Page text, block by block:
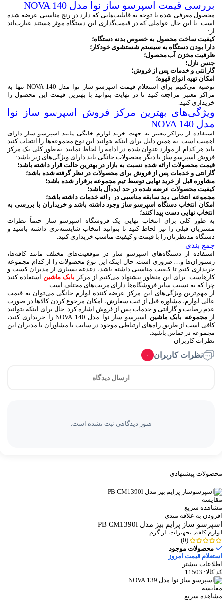
بررسی قیمت اسپرسو ساز نوا مدل NOVA 140
محصول معرفی شده با توجه به قابلیت‌هایی که دارد در رنج مناسبی عرضه شده
است. با این حال عواملی که در قیمت‌گذاری این دستگاه موثر هستند عبارت‌اند
از:
کیفیت ساخت محصول به خصوص بدنه دستگاه؛
دارا بودن دستگاه به سیستم شستشوی خودکار؛
ظرفیت مخزن آب محصول؛
جنس نازل؛
گارانتی و خدمات پس از فروش؛
امکان تهیه انواع قهوه؛
توصیه می‌کنیم برای استعلام قیمت اسپرسو ساز نوا مدل NOVA 140 تنها به
مراکز معتبر مراجعه کنید تا در نهایت بتوانید با بهترین قیمت این محصول را
خریداری کنید.
ویژگی‌های بهترین مرکز فروش اسپرسو ساز نوا
مدل NOVA 140
استفاده از مراکز معتبر به جهت خرید لوازم خانگی مانند اسپرسو ساز دارای
اهمیت است. به همین دلیل برای اینکه بتوانید این نوع مجموعه‌ها را انتخاب کنید
باید هر کدام از موارد عنوان شده در ادامه را لحاظ نمایید. به طور کلی یک مرکز
فروش اسپرسو ساز یا دیگر محصولات خانگی باید دارای ویژگی‌های زیر باشد:
قیمت محصولات ارائه شده نسبت به بازار در بهترین حالت قرار داشته باشد؛
گارانتی و خدمات پس از فروش برای محصولات در نظر گرفته شده باشد؛
مشاوره قبل از خرید نهایی توسط تیم مجموعه برقرار شده باشد؛
کیفیت محصولات عرضه شده در حد ایده‌آل باشد؛
مجموعه انتخابی باید سابقه مناسبی در ارائه خدمات داشته باشد؛
امکان انتخاب دستگاه اسپرسو ساز وجود داشته باشد و خریداران با بررسی به
انتخاب نهایی دست پیدا کنند؛
به طور کلی برای انتخاب نهایی یک فروشگاه اسپرسو ساز حتماً نظرات
مشتریان قبلی را نیز لحاظ کنید تا بتوانید انتخاب شایسته‌تری داشته باشید و
دستگاه مدنظرتان را با قیمت و کیفیت مناسب خریداری کنید.
جمع بندی
استفاده از دستگاه‌های اسپرسو ساز در موقعیت‌های مختلف مانند کافه‌ها،
رستوران‌ها و… ضروری است. حال اینکه این نوع محصولات را از کدام مجموعه
خریداری کنیم تا کیفیت مناسبی داشته باشد، دغدغه بسیاری از مدیران کسب و
کارهاست. برای این منظور پیشنهاد می‌کنیم از مرکز بابک ماشین استفاده کنید
چرا که به نسبت سایر فروشگاه‌ها دارای مزیت‌های مختلف است.
از مهم‌ترین ویژگی‌های این مرکز عرضه کننده لوازم خانگی می‌توان به قیمت
عالی لوازم، مشاوره قبل از ثبت سفارش، امکان مرجوع کردن کالاها در صورت
عدم رضایت و گارانتی و خدمات پس از فروش اشاره کرد. حال برای اینکه بتوانید
ازمجموعه بابک ماشین
اسپرسو ساز نوا مدل NOVA 140 را خریداری کنید،
کافی است از طریق راه‌های ارتباطی موجود در سایت با مشاوران یا مدیران این
مجموعه در تماس باشید.
نظرات کاربران
نظرات کاربران ۰
ارسال دیدگاه
هنوز دیدگاهی ثبت نشده است.
محصولات پیشنهادی
مقایسه
مشاهده سریع
افزودن به علاقه مندی
اسپرسو ساز پرایم بیز مدل PB CM1390l
لوازم کافه تجهیزات بار گرم
(0)
محصولات موجود
استعلام قیمت امروز
اطلاعات بیشتر
کد کالا: 11503
مقایسه
مشاهده سریع